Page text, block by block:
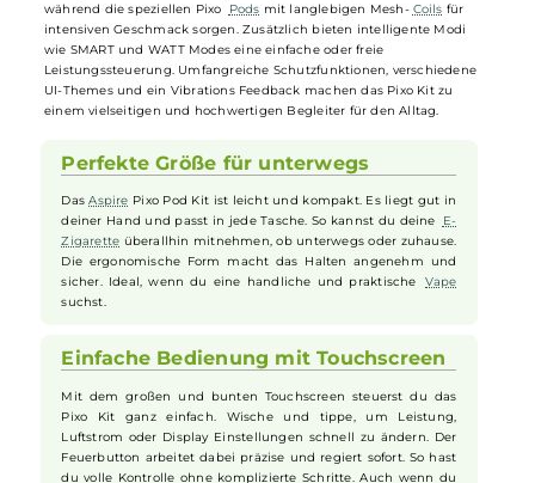
Hand und eignet sich sowohl für Einsteigerals auch erfahrene
Dampfer. Der brillante 1,47-Zoll-HD-Touchscreen erlaubt eine
Steuerung via Touch & Swipe, während drei verschiedene
Aktivierungsmodi (Feuerbutton, Zugautomatik oder kombinierte
Nutzung) maximale Flexibilität bieten. Das integrierte 1100 mAh
ermöglichen individuelle Anpassungen für MTL, RDL und DL,
während die speziellen Pixo Pods mit langlebigen Mesh-
intensiven Geschmack sorgen. Zusätzlich bieten intelligente Modi
wie SMART und WATT Modes eine einfache oder freie
Leistungssteuerung. Umfangreiche Schutzfunktionen, verschiedene
UI-Themes und ein Vibrations Feedback machen das Pixo Kit zu
einem vielseitigen und hochwertigen Begleiter für den Alltag.
Perfekte Größe für unterwegs
DasAspirePixo Pod Kit ist leicht und kompakt. Es liegt gut in
deiner Hand und passt in jede Tasche. So kannst du deine
Zigaretteüberallhin mitnehmen, ob unterwegs oder zuhause.
Die ergonomische Form macht das Halten angenehm und